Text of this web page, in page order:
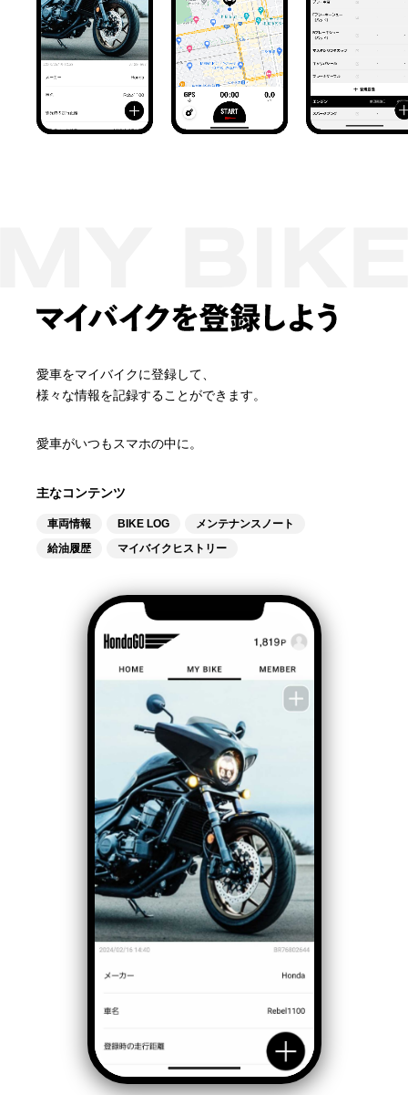
愛車をマイバイクに登録して、​
様々な情報を記録することができます。​
愛車がいつもスマホの中に。
主なコンテンツ
車両情報 BIKE LOG
メンテナンスノート
給油履歴
マイバイクヒストリー